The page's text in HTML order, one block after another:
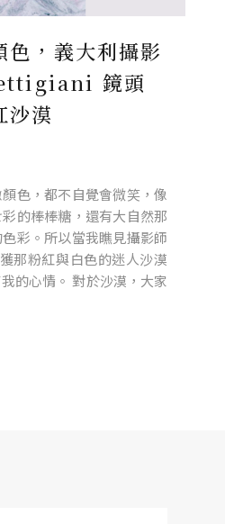
色，義大利攝影
鏡頭
沙漠
色，都不自覺會微笑，像
的棒棒糖，還有大自然那
彩。所以當我瞧見攝影師
那粉紅與白色的迷人沙漠
的心情。 對於沙漠，大家